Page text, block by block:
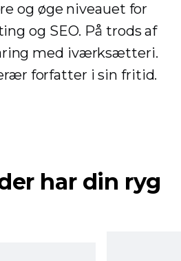
og øge niveauet for
og SEO. På trods af
med iværksætteri.
forfatter i sin fritid.
har din ryg